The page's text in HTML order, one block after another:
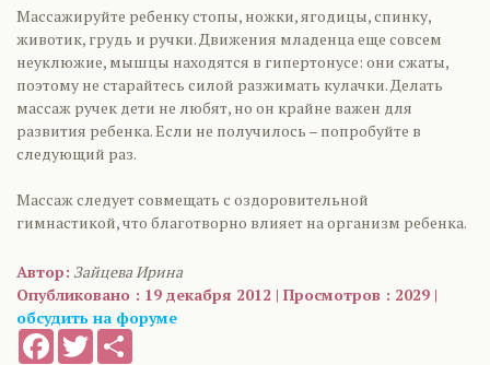
Массажируйте ребенку стопы, ножки, ягодицы, спинку,
животик, грудь и ручки. Движения младенца еще совсем
неуклюжие, мышцы находятся в гипертонусе: они сжаты,
поэтому не старайтесь силой разжимать кулачки. Делать
массаж ручек дети не любят, но он крайне важен для
развития ребенка. Если не получилось – попробуйте в
следующий раз.
Массаж следует совмещать с оздоровительной
гимнастикой, что благотворно влияет на организм ребенка.
Автор: Зайцева Ирина
Опубликовано : 19 декабря 2012 | Просмотров : 2029 |
обсудить на форуме
FacebookTwitter